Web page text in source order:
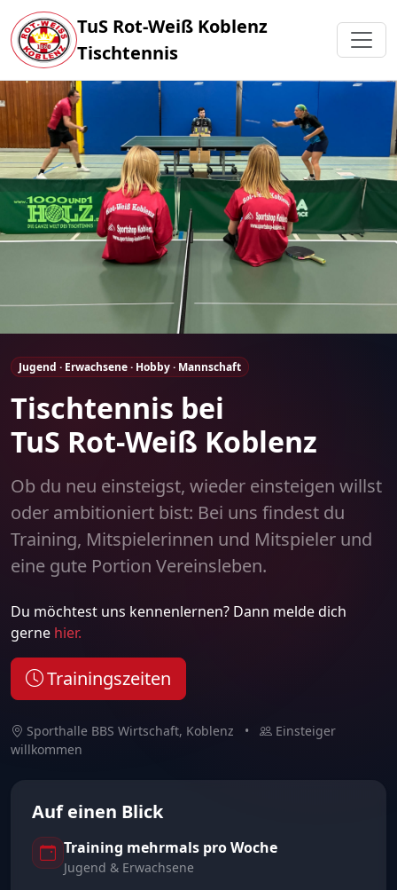
TuS Rot-Weiß Koblenz
Tischtennis
Jugend · Erwachsene · Hobby · Mannschaft
Tischtennis bei
TuS Rot-Weiß Koblenz
Ob du neu einsteigst, wieder einsteigen willst
oder ambitioniert bist: Bei uns findest du
Training, Mitspielerinnen und Mitspieler und
eine gute Portion Vereinsleben.
Du möchtest uns kennenlernen? Dann melde dich
gerne hier.
Trainingszeiten
Sporthalle BBS Wirtschaft, Koblenz •
Einsteiger
willkommen
Auf einen Blick
Training mehrmals pro Woche
Jugend & Erwachsene